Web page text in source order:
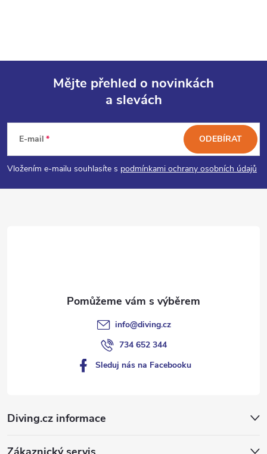
p
a
Mějte přehled o novinkách
a slevách
E-mail
Vložením e-mailu souhlasíte s podmínkami ochrany osobních údajů
ODEBÍRAT
Diving.cz informace
info@diving.cz
734 652 344
Sleduj nás na Facebooku